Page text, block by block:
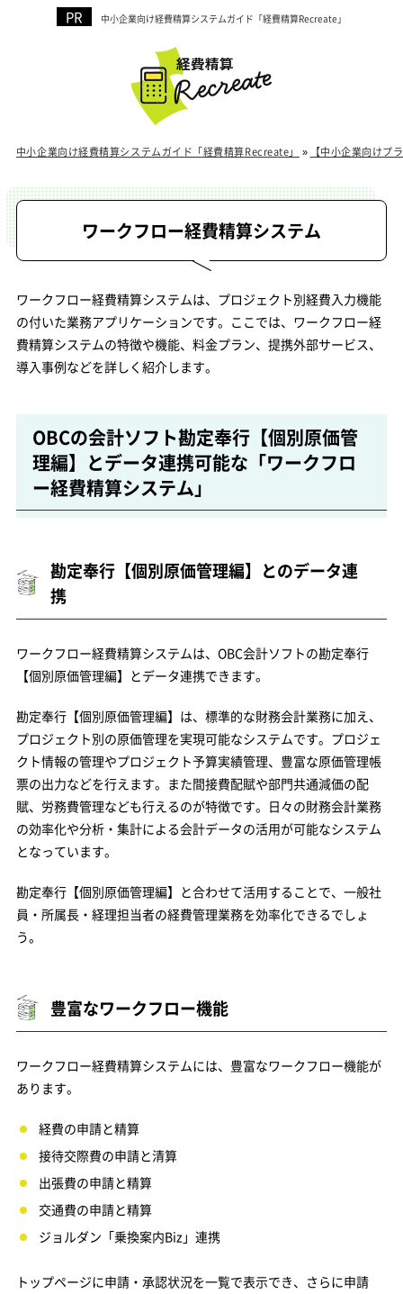
中小企業向け経費精算システムガイド「経費精算Recreate」
中小企業向け経費精算システムガイド「経費精算Recreate」 » 【中小企業向けプ
ワークフロー経費精算システム
ワークフロー経費精算システムは、プロジェクト別経費入力機能
の付いた業務アプリケーションです。ここでは、ワークフロー経
費精算システムの特徴や機能、料金プラン、提携外部サービス、
導入事例などを詳しく紹介します。
OBCの会計ソフト勘定奉行【個別原価管
理編】とデータ連携可能な「ワークフロ
ー経費精算システム」
勘定奉行【個別原価管理編】とのデータ連
携
ワークフロー経費精算システムは、OBC会計ソフトの勘定奉行
【個別原価管理編】とデータ連携できます。
勘定奉行【個別原価管理編】は、標準的な財務会計業務に加え、
プロジェクト別の原価管理を実現可能なシステムです。プロジェ
クト情報の管理やプロジェクト予算実績管理、豊富な原価管理帳
票の出力などを行えます。また間接費配賦や部門共通減価の配
賦、労務費管理なども行えるのが特徴です。日々の財務会計業務
の効率化や分析・集計による会計データの活用が可能なシステム
となっています。
勘定奉行【個別原価管理編】と合わせて活用することで、一般社
員・所属長・経理担当者の経費管理業務を効率化できるでしょ
う。
豊富なワークフロー機能
ワークフロー経費精算システムには、豊富なワークフロー機能が
あります。
経費の申請と精算
接待交際費の申請と清算
出張費の申請と精算
交通費の申請と精算
ジョルダン「乗換案内Biz」連携
トップページに申請・承認状況を一覧で表示でき、さらに申請